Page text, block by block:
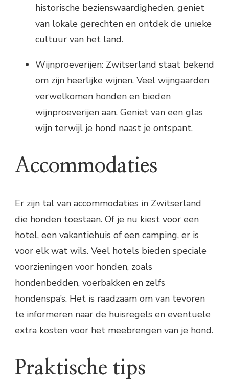
historische bezienswaardigheden, geniet
van lokale gerechten en ontdek de unieke
cultuur van het land.
Wijnproeverijen: Zwitserland staat bekend
om zijn heerlijke wijnen. Veel wijngaarden
verwelkomen honden en bieden
wijnproeverijen aan. Geniet van een glas
wijn terwijl je hond naast je ontspant.
Accommodaties
Er zijn tal van accommodaties in Zwitserland
die honden toestaan. Of je nu kiest voor een
hotel, een vakantiehuis of een camping, er is
voor elk wat wils. Veel hotels bieden speciale
voorzieningen voor honden, zoals
hondenbedden, voerbakken en zelfs
hondenspa’s. Het is raadzaam om van tevoren
te informeren naar de huisregels en eventuele
extra kosten voor het meebrengen van je hond.
Praktische tips